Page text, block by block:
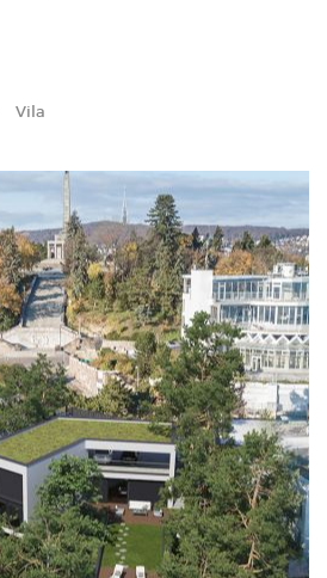
Vila